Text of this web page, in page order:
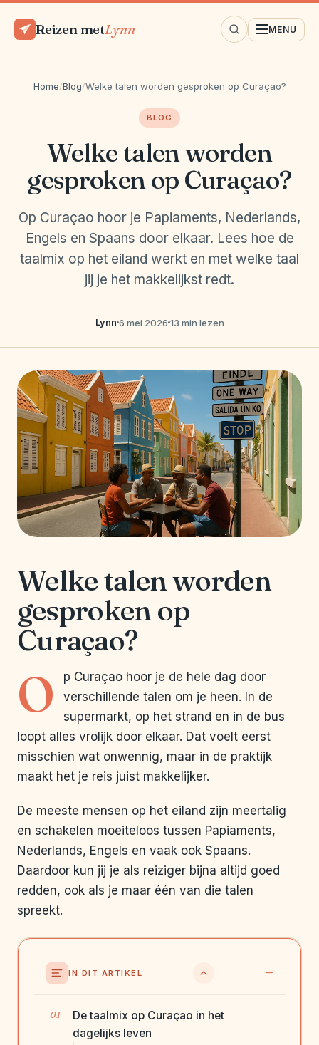
Reizen metLynn MENU
Home/Blog/Welke talen worden gesproken op Curaçao?
BLOG
Welke talen worden
gesproken op Curaçao?
Op Curaçao hoor je Papiaments, Nederlands,
Engels en Spaans door elkaar. Lees hoe de
taalmix op het eiland werkt en met welke taal
jij je het makkelijkst redt.
Lynn 6 mei 2026 13 min lezen
Welke talen worden
gesproken op
Curaçao?
O
p Curaçao hoor je de hele dag door
verschillende talen om je heen. In de
supermarkt, op het strand en in de bus
loopt alles vrolijk door elkaar. Dat voelt eerst
misschien wat onwennig, maar in de praktijk
maakt het je reis juist makkelijker.
De meeste mensen op het eiland zijn meertalig
en schakelen moeiteloos tussen Papiaments,
Nederlands, Engels en vaak ook Spaans.
Daardoor kun jij je als reiziger bijna altijd goed
redden, ook als je maar één van die talen
spreekt.
IN DIT ARTIKEL
De taalmix op Curaçao in het
dagelijks leven